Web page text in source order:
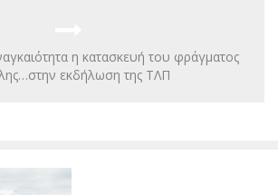
η κατασκευή του φράγματος
εκδήλωση της ΤΛΠ